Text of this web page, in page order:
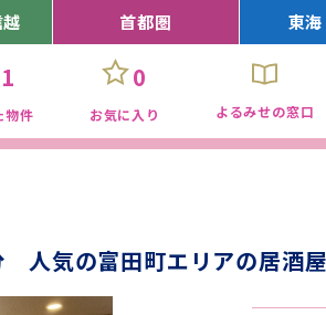
首都圏 東
1
物件
0
お気に入り よるみせの窓口
気の富田町エリアの居酒屋